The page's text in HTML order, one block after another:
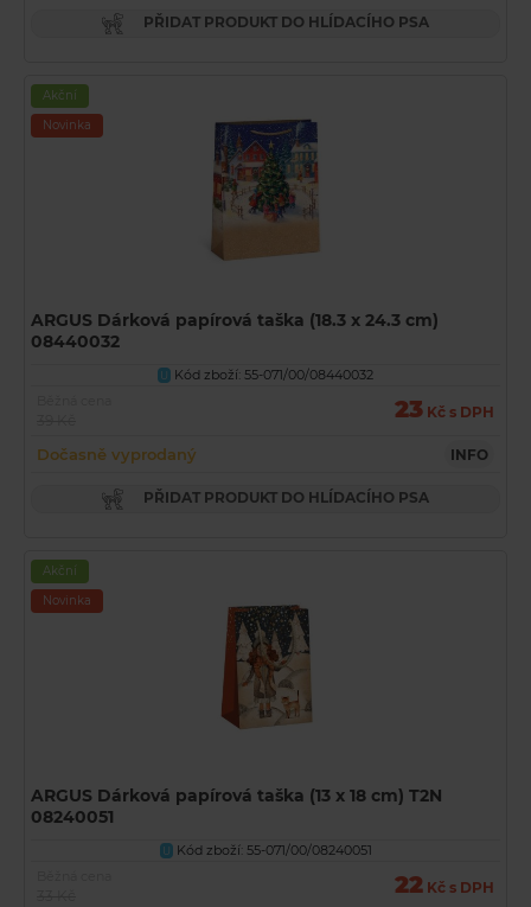
PŘIDAT PRODUKT DO HLÍDACÍHO PSA
Akční
Novinka
ARGUS Dárková papírová taška (18.3 x 24.3 cm)
08440032
U
Kód zboží: 55-071/00/08440032
23 Kč s DPH
Dočasně vyprodaný INFO
PŘIDAT PRODUKT DO HLÍDACÍHO PSA
Akční
Novinka
ARGUS Dárková papírová taška (13 x 18 cm) T2N
08240051
U Kód zboží: 55-071/00/08240051
22 Kč s DPH